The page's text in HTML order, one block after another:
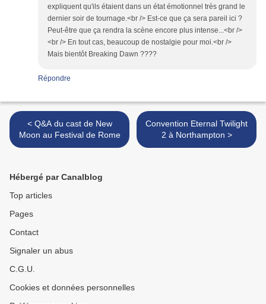
expliquent qu'ils étaient dans un état émotionnel très grand le
dernier soir de tournage.<br /> Est-ce que ça sera pareil ici ?
Peut-être que ça rendra la scène encore plus intense...<br />
<br /> En tout cas, beaucoup de nostalgie pour moi.<br />
Mais bientôt Breaking Dawn ????
Répondre
< Q&A du cast de New
Moon au Festival de Rome
Convention Eternal Twilight
2 à Northampton >
Hébergé par Canalblog
Top articles
Pages
Contact
Signaler un abus
C.G.U.
Cookies et données personnelles